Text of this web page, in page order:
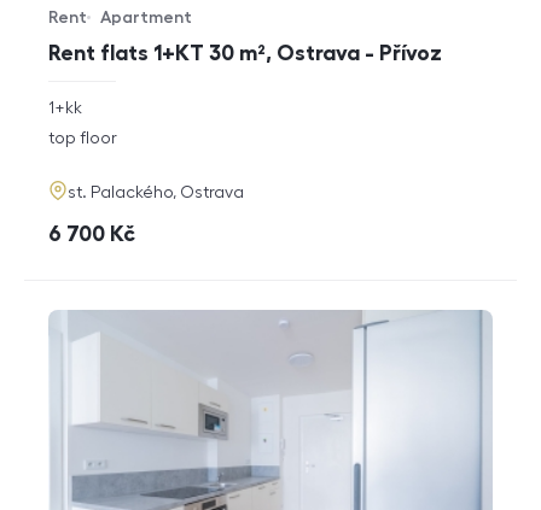
Rent flats 1+KT 30 m², Ostrava - Přívoz
Offer type
Rent
Property type
Apartment
rozměry
1+kk
funkce
top floor
adresa
st. Palackého, Ostrava
cena
6 700 Kč